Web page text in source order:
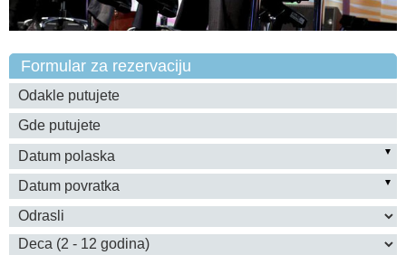
Formular za rezervaciju